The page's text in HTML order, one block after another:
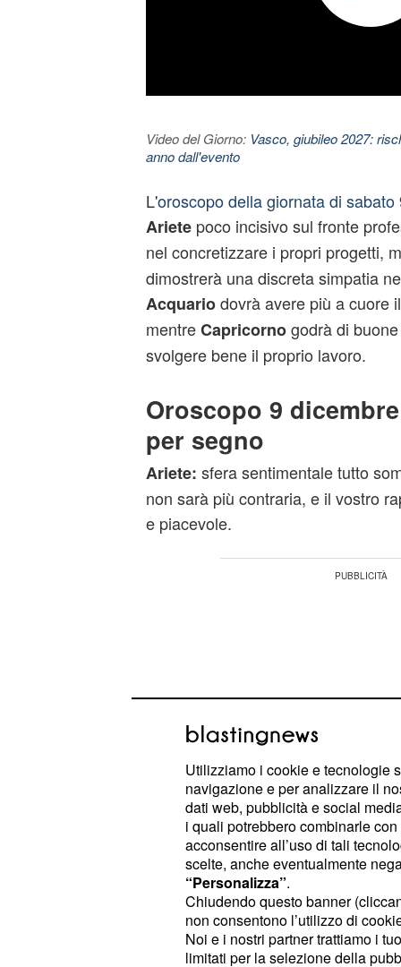
Video del Giorno: Vasco, giubileo 2027:
anno dall'evento
L'oroscopo della giornata di sabato
Arietepoco incisivo sul fronte
nel concretizzare i propri progetti,
dimostrerà una discreta simpatia
Acquariodovrà avere più a cuore
mentreCapricornogodrà di
svolgere bene il proprio lavoro.
Oroscopo 9
per segno
Ariete: sfera sentimentale tutto
non sarà più contraria, e il vostro
e piacevole.
Se siete single e avete conosciuto
non abbiate fretta di correre e
rapporto con i giusti tempi. In
poco incisivi a causa di Mercurio,
Utilizziamo i cookie e tecnologie
navigazione e per analizzare il
dati web, pubblicità e social
i quali potrebbero combinarle
acconsentire all’uso di tali
scelte, anche eventualmente
“Personalizza”.
Chiudendo questo banner
non consentono l’utilizzo di
Noi e i nostri partner trattiamo i
limitati per la selezione della